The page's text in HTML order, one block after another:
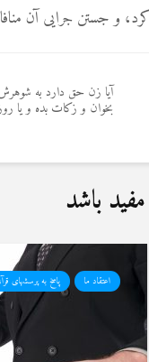
و جستن جرایی آن
آیا زن حق دارد به
بخوان و زکات بده و یا
باشد
اعتقاد ما پاسخ به پرسشهای